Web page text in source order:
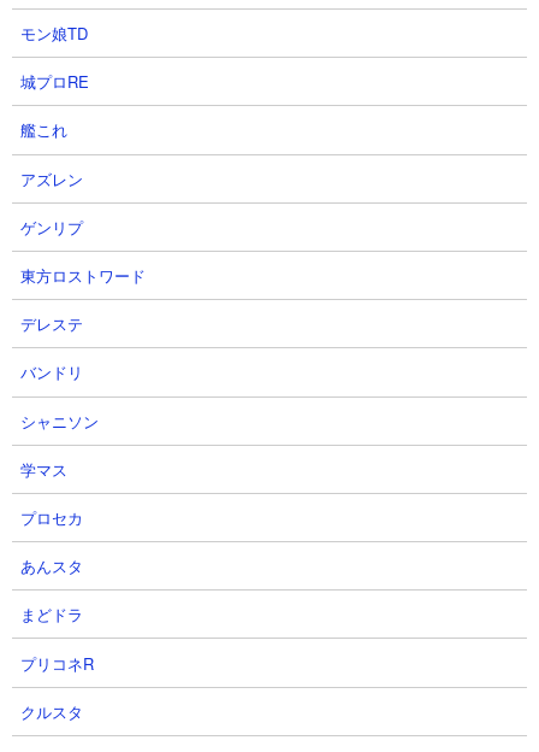
５．にゃんこ塔28階 ゆっくり実況 攻略
【出撃メンバー】
【攻略概要】
「Canhel@ゲーム実況局」さんの攻略です。ゆっくり実況。ギガ
パルトを遠距離アタッカーに採用していますが、メタル敵を倒し
過ぎてギガパルトが前に出すぎて倒される展開に苦労しています
（笑）
モン娘TD
城プロRE
艦これ
アズレン
ゲンリプ
東方ロストワード
デレステ
バンドリ
シャニソン
学マス
プロセカ
あんスタ
まどドラ
プリコネR
クルスタ